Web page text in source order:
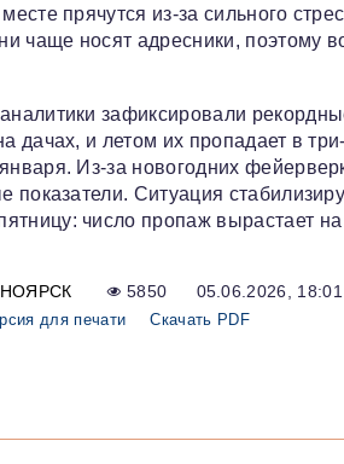
прячутся из-за сильного
чаще носят адресники, поэтому
зафиксировали
дачах, и летом их пропадает в
Из-за новогодних
Ситуация
число пропаж вырастает
5850 05.06.2026, 18:01
для печати Скачать PDF